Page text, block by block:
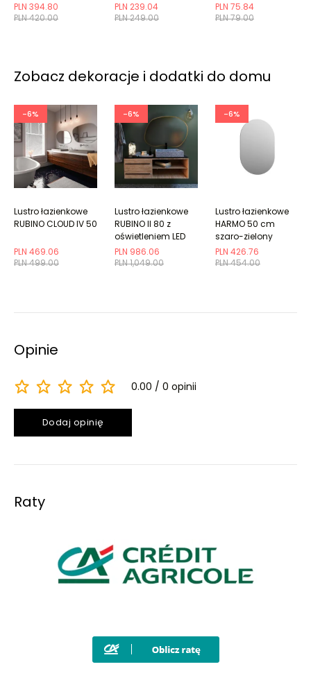
PLN 420.00
PLN 394.80
PLN 249.00
PLN 239.04
PLN 79.00
PLN 75.84
Zobacz dekoracje i dodatki do domu
-6%
PLN 499.00
PLN 469.06
Lustro łazienkowe
RUBINO CLOUD IV 50
-6%
PLN 1,049.00
PLN 986.06
Lustro łazienkowe
RUBINO II 80 z
oświetleniem LED
-6%
PLN 454.00
PLN 426.76
Lustro łazienkowe
HARMO 50 cm
szaro-zielony
półmat owalne
Opinie
0.00 0 opinii
Dodaj opinię
Raty